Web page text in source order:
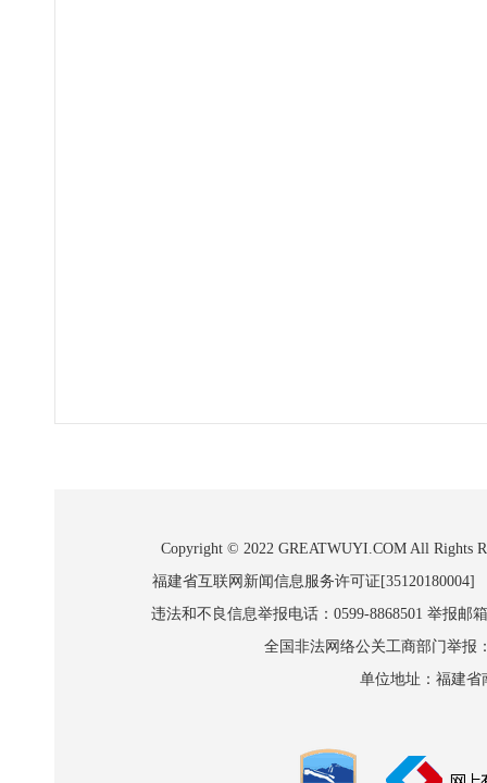
Copyright © 2022 GREATWUYI.COM All Rights
福建省互联网新闻信息服务许可证
违法和不良信息举报电话：0599-8868501 举报邮
全国非法网络公关工商部门举报
单位地址：福建省